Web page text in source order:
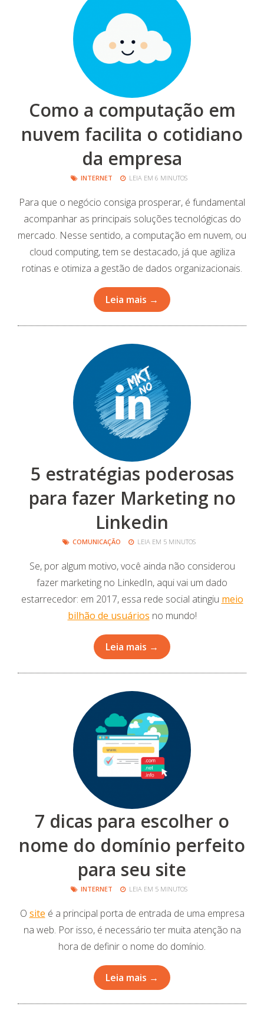
Como a computação em
nuvem facilita o cotidiano
da empresa
INTERNET LEIA EM 6 MINUTOS
Para que o negócio consiga prosperar, é fundamental
acompanhar as principais soluções tecnológicas do
mercado. Nesse sentido, a computação em nuvem, ou
cloud computing, tem se destacado, já que agiliza
rotinas e otimiza a gestão de dados organizacionais.
Leia mais →
5 estratégias poderosas
para fazer Marketing no
Linkedin
COMUNICAÇÃO LEIA EM 5 MINUTOS
Se, por algum motivo, você ainda não considerou
fazer marketing no LinkedIn, aqui vai um dado
estarrecedor: em 2017, essa rede social atingiu meio
bilhão de usuários no mundo!
Leia mais →
7 dicas para escolher o
nome do domínio perfeito
para seu site
INTERNET LEIA EM 5 MINUTOS
O site é a principal porta de entrada de uma empresa
na web. Por isso, é necessário ter muita atenção na
hora de definir o nome do domínio.
Leia mais →